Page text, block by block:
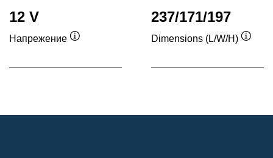
12 V
Напрежение
237/171/197
Dimensions (L/W/H)